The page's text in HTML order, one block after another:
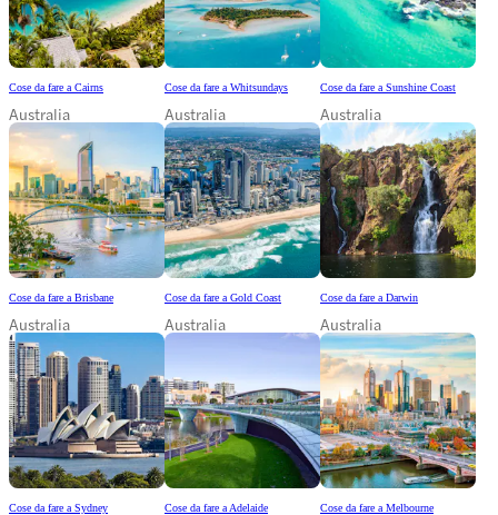
Cose da fare a Cairns
Australia
Cose da fare a Whitsundays
Australia
Cose da fare a Sunshine Coast
Australia
Cose da fare a Brisbane
Australia
Cose da fare a Gold Coast
Australia
Cose da fare a Darwin
Australia
Cose da fare a Sydney Cose da fare a Adelaide Cose da fare a Melbourne